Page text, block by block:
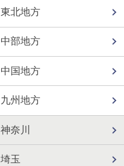
東北地方
中部地方
中国地方
九州地方
神奈川
埼玉